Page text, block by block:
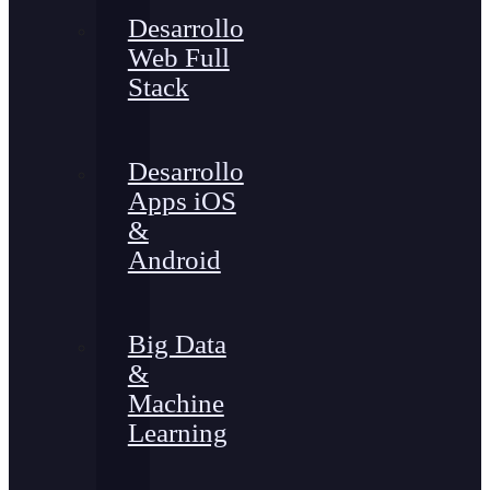
Desarrollo
Web Full
Stack
Desarrollo
Apps iOS
&
Android
Big Data
&
Machine
Learning